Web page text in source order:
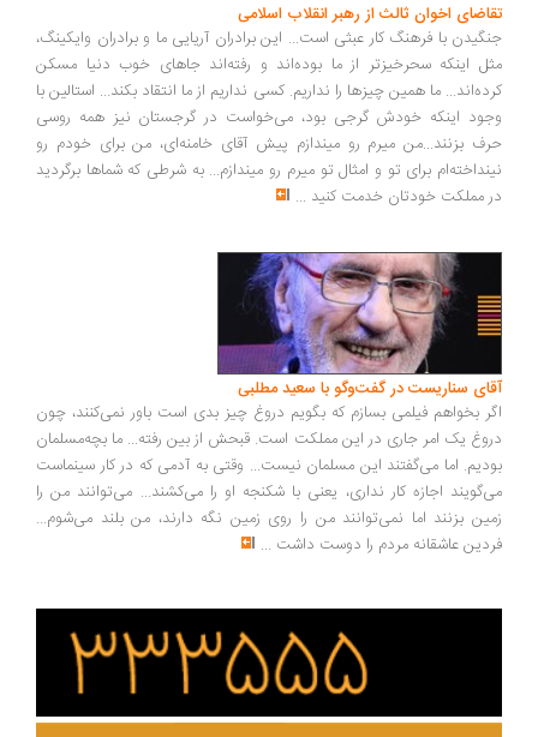
اخوان ثالث از رهبر انقلاب اسلامی
با فرهنگ کار عبثی است... این برادران آریایی ما و برادران وایکینگ،
اینکه سحرخیزتر از ما بوده‌اند و رفته‌اند جاهای خوب دنیا مسکن
ما همین چیزها را نداریم. کسی نداریم از ما انتقاد بکند... استالین با
اینکه خودش گرجی بود، می‌خواست در گرجستان نیز همه روسی
بزنند...من میرم رو میندازم پیش آقای خامنه‌ای، من برای خودم رو
برای تو و امثال تو میرم رو میندازم... به شرطی که شماها برگردید
مملکت خودتان خدمت کنید...
سناریست در گفت‌وگو با سعید مطلبی
بخواهم فیلمی بسازم که بگویم دروغ چیز بدی است باور نمی‌کنند، چون
یک امر جاری در این مملکت است. قبحش از بین رفته... ما بچه‌مسلمان
اما می‌گفتند این مسلمان نیست... وقتی به آدمی که در کار سینماست
اجازه کار نداری، یعنی با شکنجه او را می‌کشند... می‌توانند من را
بزنند اما نمی‌توانند من را روی زمین نگه دارند، من بلند می‌شوم...
عاشقانه مردم را دوست داشت ...